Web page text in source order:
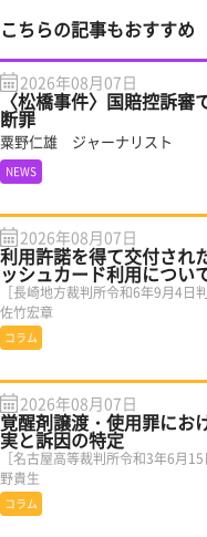
こちらの記事もおすすめ
2026年08月07日
〈松橋事件〉国賠控訴審
断罪
粟野仁雄 ジャーナリスト
NEWS
2026年08月07日
利用許諾を得て交付され
ッシュカード利用につい
［長崎地方裁判所令和6年9月4
佐竹宏章
コラム
2026年08月07日
覚醒剤譲渡・使用罪にお
実と訴因の特定
［名古屋高等裁判所令和3年6月
野貴生
コラム